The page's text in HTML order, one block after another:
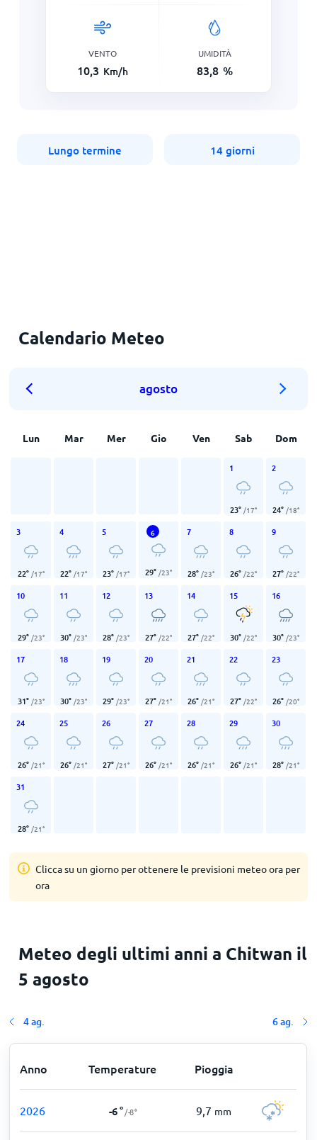
VENTO
10,3 Km/h
UMIDITÀ
83,8 %
Lungo termine 14 giorni
Calendario Meteo
agosto
Lun Mar Mer Gio Ven Sab Dom
1
23° /17°
2
24° /18°
3
22° /17°
4
22° /17°
5
23° /17°
6
29° /23°
7
28° /23°
8
26° /22°
9
27° /22°
10
29° /23°
11
30° /23°
12
28° /23°
13
27° /22°
14
27° /22°
15
30° /22°
16
30° /23°
17
31° /23°
18
30° /23°
19
29° /23°
20
27° /21°
21
26° /21°
22
27° /22°
23
26° /20°
24
26° /21°
25
26° /21°
26
27° /21°
27
26° /21°
28
26° /21°
29
26° /21°
30
28° /21°
31
28° /21°
Clicca su un giorno per ottenere le previsioni meteo ora per
ora
Meteo degli ultimi anni a Chitwan il
5 agosto
4 ag. 6 ag.
Anno Temperature Pioggia
2026 -6° /-8° 9,7 mm